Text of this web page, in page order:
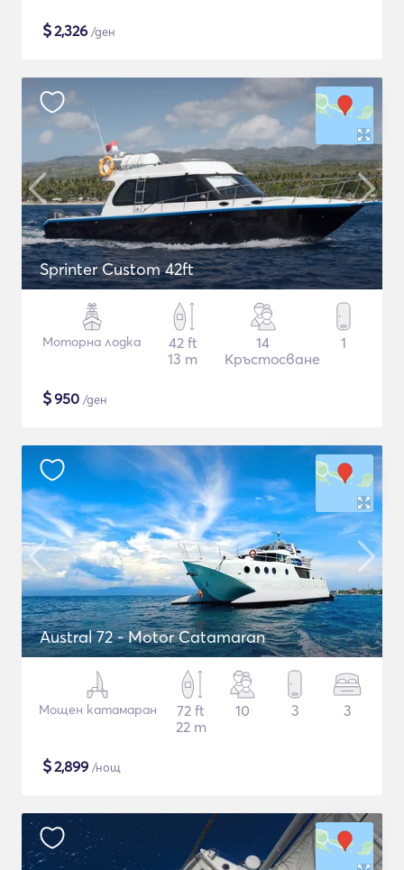
$2,326 /ден
Sprinter Custom 42ft
Моторна лодка
42 ft
13 m
14
Кръстосване
1
$950 /ден
Austral 72 - Motor Catamaran
Мощен катамаран
72 ft
22 m
10 3 3
$2,899 /нощ